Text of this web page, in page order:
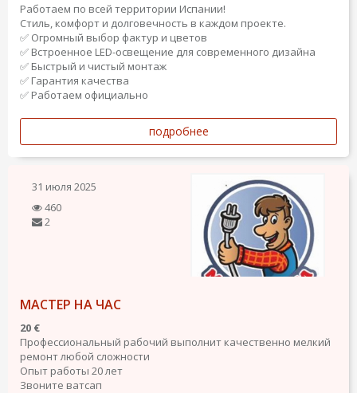
Работаем по всей территории Испании!
Стиль, комфорт и долговечность в каждом проекте.
✅ Огромный выбор фактур и цветов
✅ Встроенное LED-освещение для современного дизайна
✅ Быстрый и чистый монтаж
✅ Гарантия качества
✅ Работаем официально
подробнее
31 июля 2025
460
2
МАСТЕР НА ЧАС
20 €
Профессиональный рабочий выполнит качественно мелкий
ремонт любой сложности
Опыт работы 20 лет
Звоните ватсап